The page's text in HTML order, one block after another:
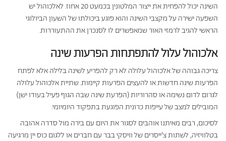
השינה יכול להפחית את ייצור המלטונין בכמעט 20 אחוז. לאלכוהול יש
השפעה ישירה על מקצבי השינה והוא פוגע ביכולתו של השעון הביולוגי
הראשי להגיב לרמזי האור שמאפשרים לו לסנכרן את ההתעוררות.
אלכוהול עלול להתפתחות הפרעות שינה
צריכה גבוהה של אלכוהול עלולה לא רק להפריע לשינה בלילה אלא לפתח
הפרעות שינה חדשות או להעצים הפרעות קיימות. שתיית אלכוהול עלולה
לגרום לדום נשימה או סהרוריות (הפרעת שינה שבה הגוף פעיל בעודו ישן)
המובילים למצב של עייפות כרונית הפוגעת בתפקוד היומיומי.
לסיכום, רבים מאיתנו אוהבים לסגור את היום עם בירה מול סדרה אהובה
בטלוויזיה, לשתות צ'ייסרים של וויסקי בבר עם חברים או ללגום כוס יין מרגיעה